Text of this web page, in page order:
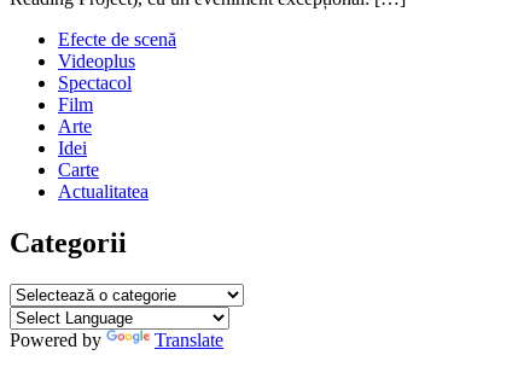
noiembrie
2020
Efecte de scenă
Videoplus
Spectacol
Film
Arte
Idei
Carte
Actualitatea
Categorii
Categorii
Powered by Translate